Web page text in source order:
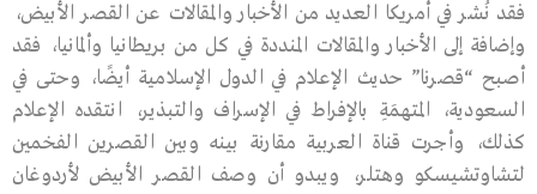
فقد نُشر في أمريكا العديد من الأخبار والمقالات عن القصر الأبيض،
وإضافة إلى الأخبار والمقالات المنددة في كل من بريطانيا وألمانيا، فقد
أصبح “قصرنا” حديث الإعلام في الدول الإسلامية أيضًا، وحتى في
السعودية، المتهمَةِ بالإفراط في الإسراف والتبذير، انتقده الإعلام
كذلك، وأجرت قناة العربية مقارنة بينه وبين القصرين الفخمين
لتشاوتشيسكو وهتلر، ويبدو أن وصف القصر الأبيض لأردوغان